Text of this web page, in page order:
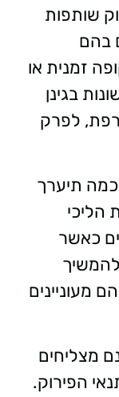
שותפות
בהם
זמנית או
בגינן
לפרק
תיערך
הליכי
כאשר
להמשיך
מעוניינים
מצליחים
הפירוק.